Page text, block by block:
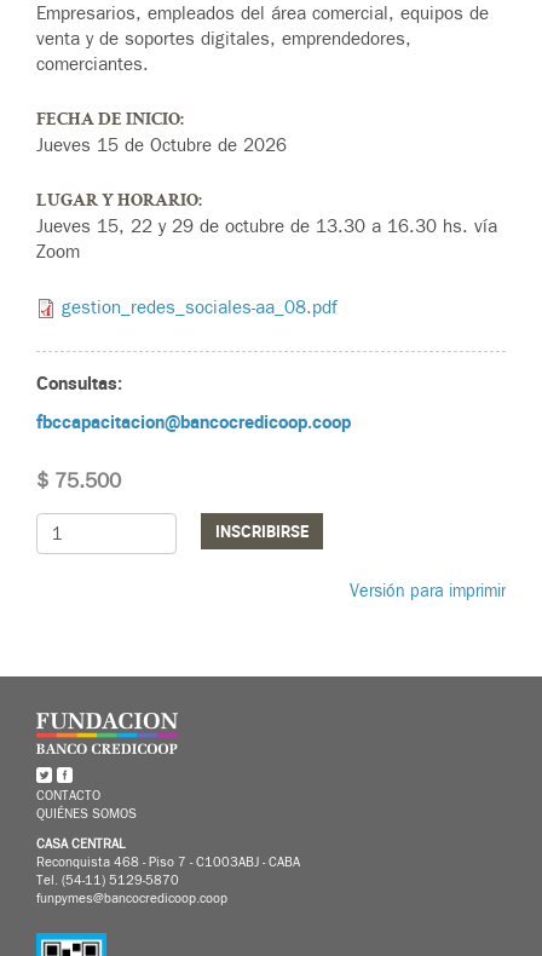
Empresarios, empleados del área comercial, equipos de
venta y de soportes digitales, emprendedores,
comerciantes.
FECHA DE INICIO:
Jueves 15 de Octubre de 2026
LUGAR Y HORARIO:
Jueves 15, 22 y 29 de octubre de 13.30 a 16.30 hs. vía
Zoom
gestion_redes_sociales-aa_08.pdf
Consultas:
fbccapacitacion@bancocredicoop.coop
$ 75.500
INSCRIBIRSE
Versión para imprimir
CONTACTO
QUIÉNES SOMOS
CASA CENTRAL
Reconquista 468 - Piso 7 - C1003ABJ - CABA
Tel. (54-11) 5129-5870
funpymes@bancocredicoop.coop